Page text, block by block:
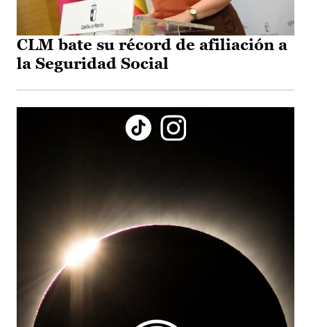
CLM bate su récord de afiliación a
la Seguridad Social